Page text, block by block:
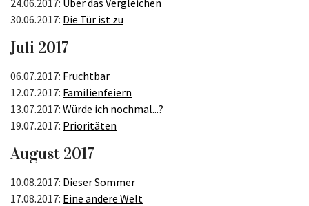
24.06.2017: Über das Vergleichen
30.06.2017: Die Tür ist zu
Juli 2017
06.07.2017: Fruchtbar
12.07.2017: Familienfeiern
13.07.2017: Würde ich nochmal...?
19.07.2017: Prioritäten
August 2017
10.08.2017: Dieser Sommer
17.08.2017: Eine andere Welt